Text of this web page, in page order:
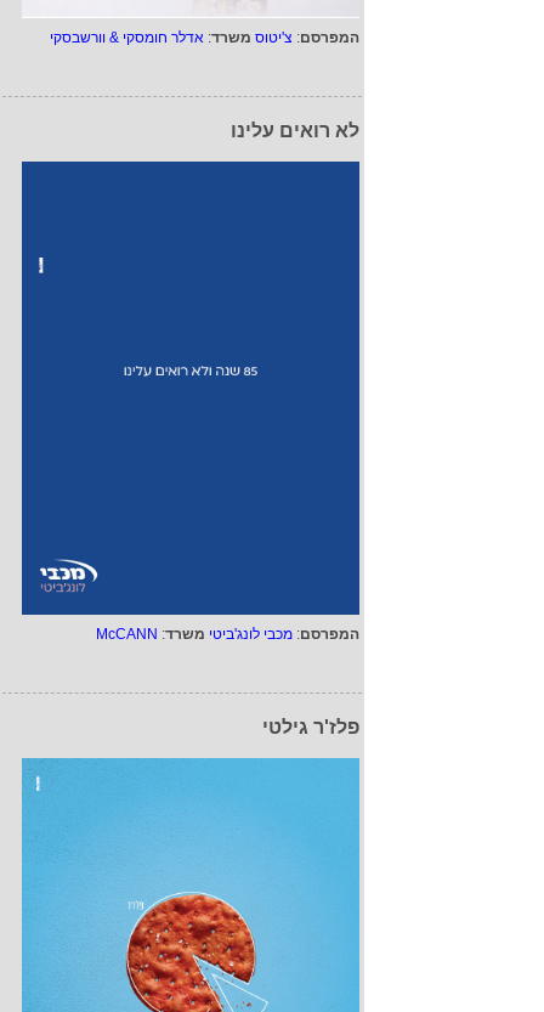
המפרסם: צ'יטוס משרד: אדלר חומסקי & וורשבסקי
לא רואים עלינו
המפרסם: מכבי לונג'ביטי משרד:
McCANN
פלז'ר גילטי